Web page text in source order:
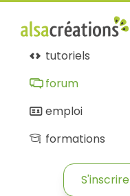
tutoriels
forum
emploi
formations
S'inscrire